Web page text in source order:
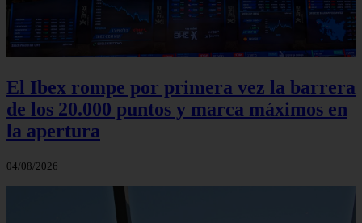
El Ibex rompe por primera vez la barrera
de los 20.000 puntos y marca máximos en
la apertura
04/08/2026